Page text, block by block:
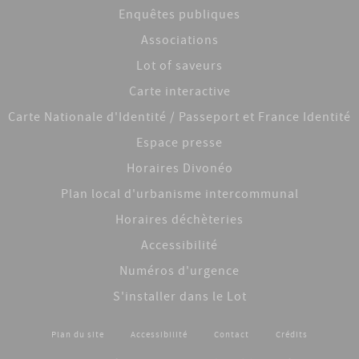
Enquêtes publiques
Associations
Lot of saveurs
Carte interactive
Carte Nationale d'Identité / Passeport et France Identité
Espace presse
Horaires Divonéo
Plan local d'urbanisme intercommunal
Horaires déchèteries
Accessibilité
Numéros d'urgence
S'installer dans le Lot
Plan du site Accessibilité Contact Crédits